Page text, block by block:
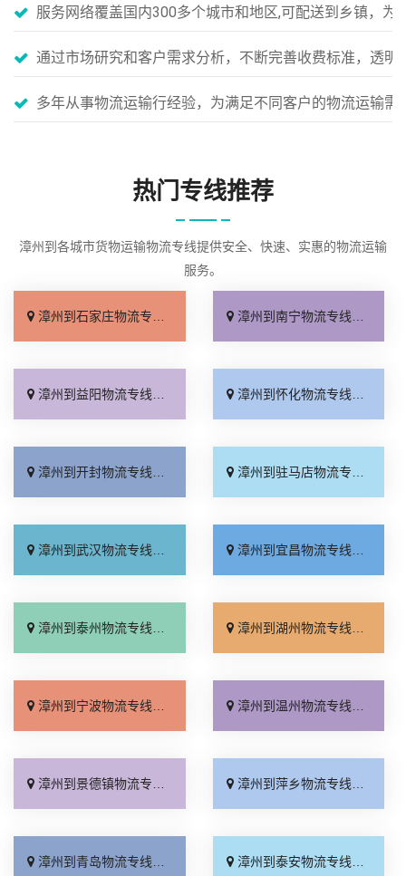
服务网络覆盖国内300多个城市和地区,可配送到乡镇，为
通过市场研究和客户需求分析，不断完善收费标准，透明
多年从事物流运输行经验，为满足不同客户的物流运输
热门专线推荐
漳州到各城市货物运输物流专线提供安全、快速、实惠的物流运输
服务。
漳州到石家庄物流专线_专线快运「全境到达」 漳州到南宁物流专线_专业靠谱「多久能到」
漳州到益阳物流专线_急你所需「全境派送」 漳州到怀化物流专线_来电咨询「快速响应」
漳州到开封物流专线_整车配货「专线快运」 漳州到驻马店物流专线_计费标准「市县派送」
漳州到武汉物流专线_资质齐全「服务周到」 漳州到宜昌物流专线_上门取件「资质齐全」
漳州到泰州物流专线_零担配货「快运有保障」 漳州到湖州物流专线_运价查询「高速快运」
漳州到宁波物流专线_实时跟踪 「高速快运」 漳州到温州物流专线_高效运输「快速直达」
漳州到景德镇物流专线_全境到达「全境派送」 漳州到萍乡物流专线_多少一吨「快速响应」
漳州到青岛物流专线_专业可靠「怎么收费」 漳州到泰安物流专线_市县闪送「每日发车」